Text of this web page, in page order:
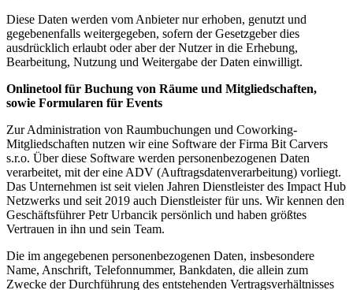
Diese Daten werden vom Anbieter nur erhoben, genutzt und
gegebenenfalls weitergegeben, sofern der Gesetzgeber dies
ausdrücklich erlaubt oder aber der Nutzer in die Erhebung,
Bearbeitung, Nutzung und Weitergabe der Daten einwilligt.
Onlinetool für Buchung von Räume und Mitgliedschaften,
sowie Formularen für Events
Zur Administration von Raumbuchungen und Coworking-
Mitgliedschaften nutzen wir eine Software der Firma Bit Carvers
s.r.o. Über diese Software werden personenbezogenen Daten
verarbeitet, mit der eine ADV (Auftragsdatenverarbeitung) vorliegt.
Das Unternehmen ist seit vielen Jahren Dienstleister des Impact Hub
Netzwerks und seit 2019 auch Dienstleister für uns. Wir kennen den
Geschäftsführer Petr Urbancik persönlich und haben größtes
Vertrauen in ihn und sein Team.
Die im angegebenen personenbezogenen Daten, insbesondere
Name, Anschrift, Telefonnummer, Bankdaten, die allein zum
Zwecke der Durchführung des entstehenden Vertragsverhältnisses